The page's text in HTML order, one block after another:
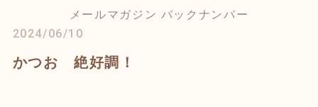
メールマガジン バックナンバー
2024/06/10
かつお 絶好調！